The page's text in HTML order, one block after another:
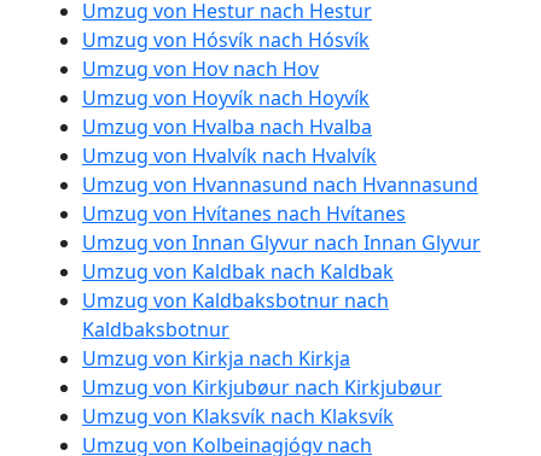
Umzug von Hestur nach Hestur
Umzug von Hósvík nach Hósvík
Umzug von Hov nach Hov
Umzug von Hoyvík nach Hoyvík
Umzug von Hvalba nach Hvalba
Umzug von Hvalvík nach Hvalvík
Umzug von Hvannasund nach Hvannasund
Umzug von Hvítanes nach Hvítanes
Umzug von Innan Glyvur nach Innan Glyvur
Umzug von Kaldbak nach Kaldbak
Umzug von Kaldbaksbotnur nach
Kaldbaksbotnur
Umzug von Kirkja nach Kirkja
Umzug von Kirkjubøur nach Kirkjubøur
Umzug von Klaksvík nach Klaksvík
Umzug von Kolbeinagjógv nach